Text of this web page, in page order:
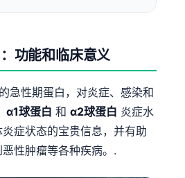
功能和临床意义
急性期蛋白，对炎症、感染和
α1球蛋白 和 α2球蛋白 炎症水
症状态的宝贵信息，并有助
性肿瘤等各种疾病。.